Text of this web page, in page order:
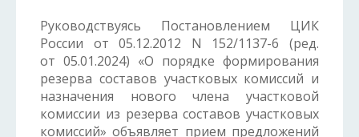
Руководствуясь Постановлением ЦИК
России от 05.12.2012 N 152/1137-6 (ред.
от 05.01.2024) «О порядке формирования
резерва составов участковых комиссий и
назначения нового члена участковой
комиссии из резерва составов участковых
комиссий» объявляет прием предложений